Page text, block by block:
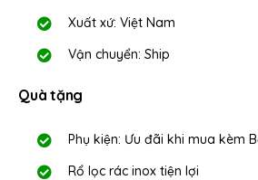
Xuất xứ: Việt Nam
Vận chuyển: Ship
Quà tặng
Phụ kiện: Ưu đãi khi mua kèm
Rổ lọc rác inox tiện lợi